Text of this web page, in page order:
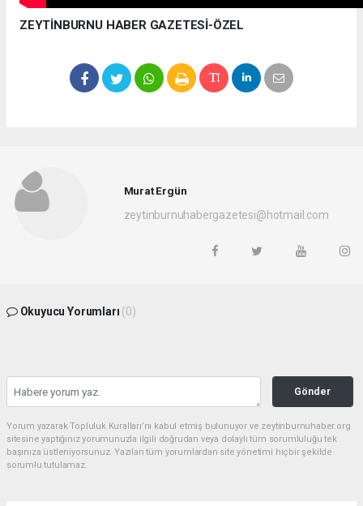
ZEYTİNBURNU HABER GAZETESİ-ÖZEL
Murat Ergün
zeytinburnuhabergazetesi@hotmail.com
Okuyucu Yorumları (0)
Gönder
Yorum yazarak Topluluk Kuralları’nı kabul etmiş bulunuyor ve zeytinburnuhaber.org
sitesine yaptığınız yorumunuzla ilgili doğrudan veya dolaylı tüm sorumluluğu tek
başınıza üstleniyorsunuz. Yazılan tüm yorumlardan site yönetimi hiçbir şekilde
sorumlu tutulamaz.